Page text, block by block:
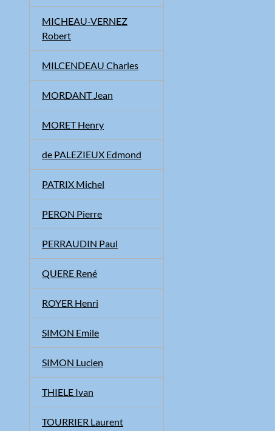
MICHEAU-VERNEZ
Robert
MILCENDEAU Charles
MORDANT Jean
MORET Henry
de PALEZIEUX Edmond
PATRIX Michel
PERON Pierre
PERRAUDIN Paul
QUERE René
ROYER Henri
SIMON Emile
SIMON Lucien
THIELE Ivan
TOURRIER Laurent